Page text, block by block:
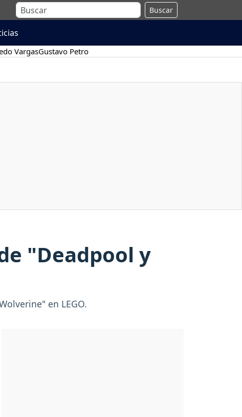
Buscar
VargasGustavo Petro
"Deadpool y
en LEGO.